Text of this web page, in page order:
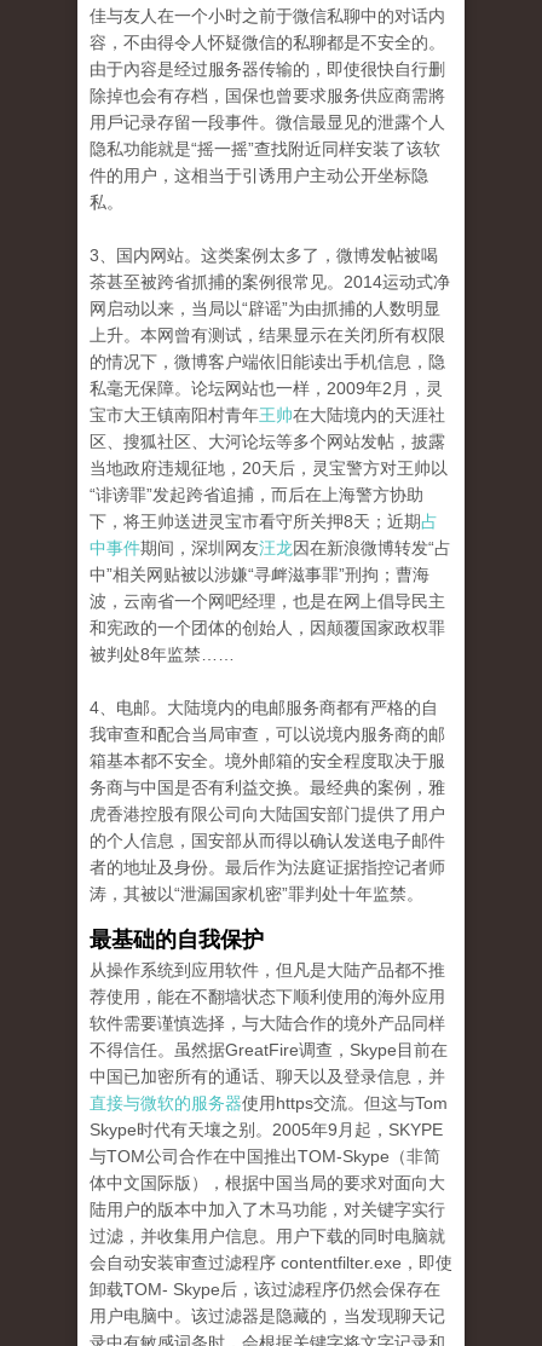
佳与友人在一个小时之前于微信私聊中的对话内
容，不由得令人怀疑微信的私聊都是不安全的。
由于內容是经过服务器传输的，即使很快自行删
除掉也会有存档，国保也曾要求服务供应商需將
用戶记录存留一段事件。微信最显见的泄露个人
隐私功能就是“摇一摇”查找附近同样安装了该软
件的用户，这相当于引诱用户主动公开坐标隐
私。
3、国内网站。这类案例太多了，微博发帖被喝
茶甚至被跨省抓捕的案例很常见。2014运动式净
网启动以来，当局以“辟谣”为由抓捕的人数明显
上升。本网曾有测试，结果显示在关闭所有权限
的情况下，微博客户端依旧能读出手机信息，隐
私毫无保障。论坛网站也一样，2009年2月，灵
宝市大王镇南阳村青年王帅在大陆境内的天涯社
区、搜狐社区、大河论坛等多个网站发帖，披露
当地政府违规征地，20天后，灵宝警方对王帅以
“诽谤罪”发起跨省追捕，而后在上海警方协助
下，将王帅送进灵宝市看守所关押8天；近期占
中事件期间，深圳网友汪龙因在新浪微博转发“占
中”相关网贴被以涉嫌“寻衅滋事罪”刑拘；曹海
波，云南省一个网吧经理，也是在网上倡导民主
和宪政的一个团体的创始人，因颠覆国家政权罪
被判处8年监禁……
4、电邮。大陆境内的电邮服务商都有严格的自
我审查和配合当局审查，可以说境内服务商的邮
箱基本都不安全。境外邮箱的安全程度取决于服
务商与中国是否有利益交换。最经典的案例，雅
虎香港控股有限公司向大陆国安部门提供了用户
的个人信息，国安部从而得以确认发送电子邮件
者的地址及身份。最后作为法庭证据指控记者师
涛，其被以“泄漏国家机密”罪判处十年监禁。
最基础的自我保护
从操作系统到应用软件，但凡是大陆产品都不推
荐使用，能在不翻墙状态下顺利使用的海外应用
软件需要谨慎选择，与大陆合作的境外产品同样
不得信任。虽然据GreatFire调查，Skype目前在
中国已加密所有的通话、聊天以及登录信息，并
直接与微软的服务器使用https交流。但这与Tom
Skype时代有天壤之别。2005年9月起，SKYPE
与TOM公司合作在中国推出TOM-Skype（非简
体中文国际版），根据中国当局的要求对面向大
陆用户的版本中加入了木马功能，对关键字实行
过滤，并收集用户信息。用户下载的同时电脑就
会自动安装审查过滤程序 contentfilter.exe，即使
卸载TOM- Skype后，该过滤程序仍然会保存在
用户电脑中。该过滤器是隐藏的，当发现聊天记